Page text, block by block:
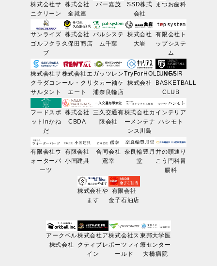
株式会社サ
ニクリーン
株式会社
全就連
バー嘉茂
SSD株式
会社
まつお歯科
サンライズ
ゴルフクラ
ブ
株式会社
久保田商店
パルシステ
ム千葉
株式会社
大岩
有限会社ト
ップシステ
ム
株式会社サ
クラダコン
サルタント
株式会社エ
ール・クリ
エート
ガッツレン
タカー袖ケ
浦奈良輪店
TryForHOLDINGS
株式会社
UNFAIR
BASKETBALL
CLUB
フードスポ
ットinかね
だ
株式会社
CBDA
三久交通有
限会社
株式会社カ
ーメンテナ
ンス川島
インテリア
ハシモト
有限会社ウ
ォーターパ
ーツ
有限会社
小国建具
合同会社
鳶幸
奈良輪豊月
堂
井の頭通り
こう門科胃
腸科
株式会社や
ます
有限会社
金子石油店
アークベル
株式会社
株式会社ア
クティブレ
イン
株式会社ス
ポーツフィ
ールド
東邦大学医
療センター
大橋病院